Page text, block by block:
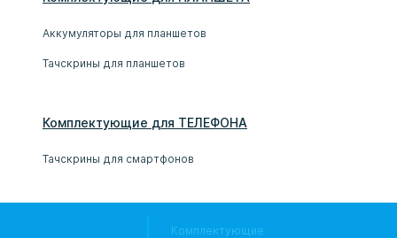
Аккумуляторы для планшетов
Тачскрины для планшетов
Комплектующие для ТЕЛЕФОНА
Тачскрины для смартфонов
Комплектующие